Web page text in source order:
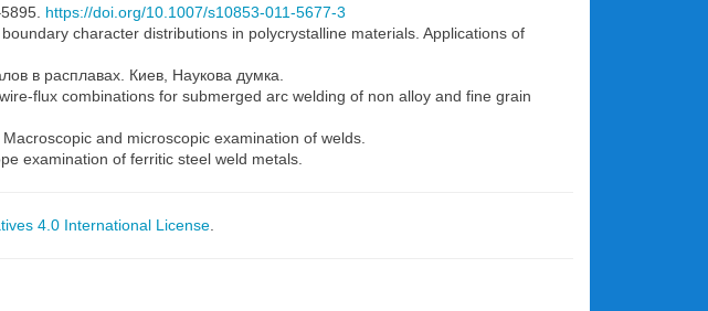
https://doi.org/10.1007/s10853-011-5677-3
character distributions in polycrystalline materials. Applications of
в расплавах. Киев, Наукова думка.
flux combinations for submerged arc welding of non alloy and fine grain
and microscopic examination of welds.
examination of ferritic steel weld metals.
4.0 International License